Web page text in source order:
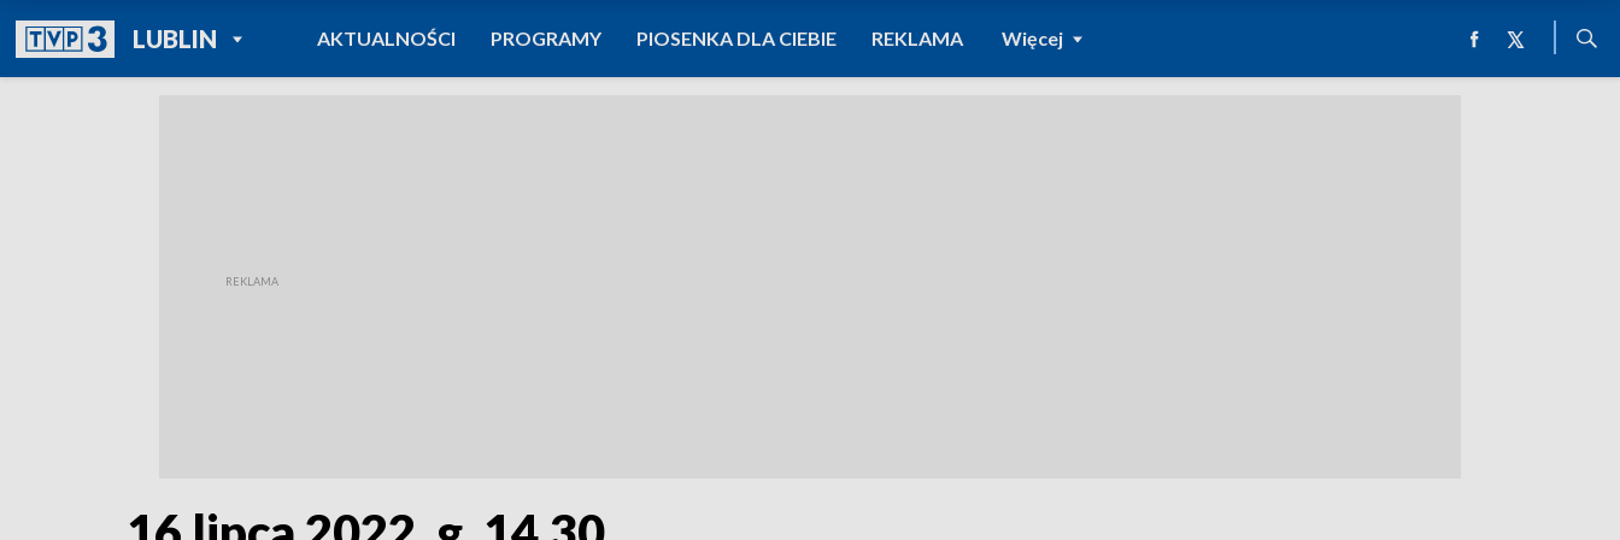
LUBLINPOWRÓT DO
TVP REGIONY
AKTUALNOŚCI PROGRAMY PIOSENKA DLA CIEBIE REKLAMA Więcej